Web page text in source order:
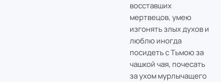
восставших
мертвецов, умею
изгонять злых духов и
люблю иногда
посидеть с Тьмою за
чашкой чая, почесать
за ухом мурлычащего